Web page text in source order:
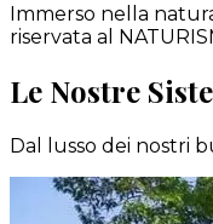
Immerso nella
riservata al
Le Nostre
Dal lusso dei nostri